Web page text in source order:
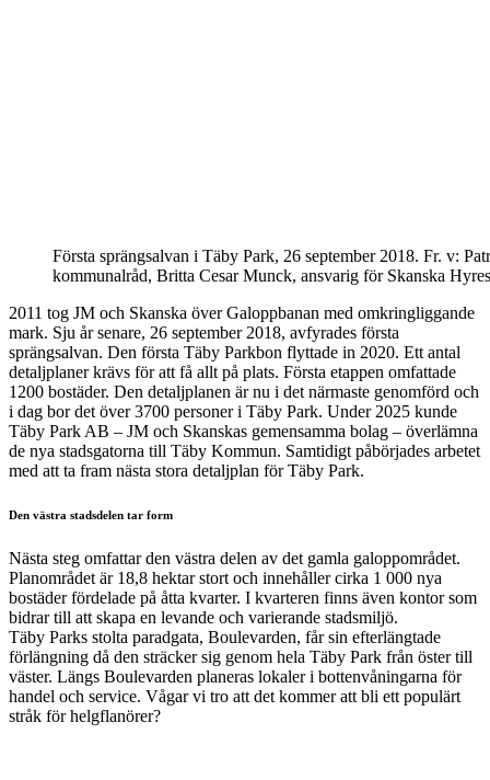
Första sprängsalvan i Täby Park, 26 september 2018. Fr. v:
kommunalråd, Britta Cesar Munck, ansvarig för Skanska
2011 tog JM och Skanska över Galoppbanan med omkringliggande
mark. Sju år senare, 26 september 2018, avfyrades första
sprängsalvan. Den första Täby Parkbon flyttade in 2020. Ett antal
detaljplaner krävs för att få allt på plats. Första etappen omfattade
1200 bostäder. Den detaljplanen är nu i det närmaste genomförd och
i dag bor det över 3700 personer i Täby Park. Under 2025 kunde
Täby Park AB – JM och Skanskas gemensamma bolag – överlämna
de nya stadsgatorna till Täby Kommun. Samtidigt påbörjades arbetet
med att ta fram nästa stora detaljplan för Täby Park.
Den västra stadsdelen tar form
Nästa steg omfattar den västra delen av det gamla galoppområdet.
Planområdet är 18,8 hektar stort och innehåller cirka 1 000 nya
bostäder fördelade på åtta kvarter. I kvarteren finns även kontor som
bidrar till att skapa en levande och varierande stadsmiljö.
Täby Parks stolta paradgata, Boulevarden, får sin efterlängtade
förlängning då den sträcker sig genom hela Täby Park från öster till
väster. Längs Boulevarden planeras lokaler i bottenvåningarna för
handel och service. Vågar vi tro att det kommer att bli ett populärt
stråk för helgflanörer?